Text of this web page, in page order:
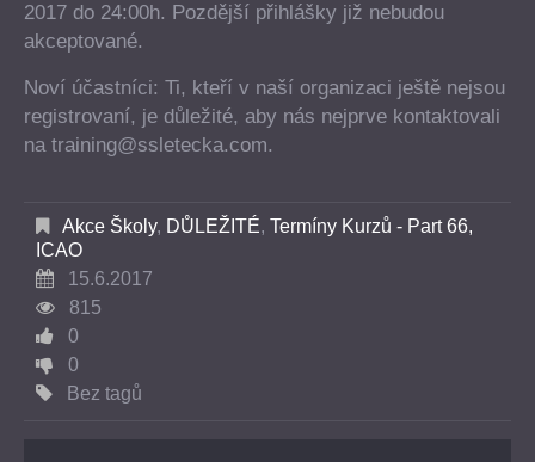
2017 do 24:00h. Pozdější přihlášky již nebudou
akceptované.
Noví účastníci: Ti, kteří v naší organizaci ještě nejsou
registrovaní, je důležité, aby nás nejprve kontaktovali
na training@ssletecka.com.
Akce Školy, DŮLEŽITÉ, Termíny Kurzů - Part 66,
ICAO
15.6.2017
815
0
0
Bez tagů